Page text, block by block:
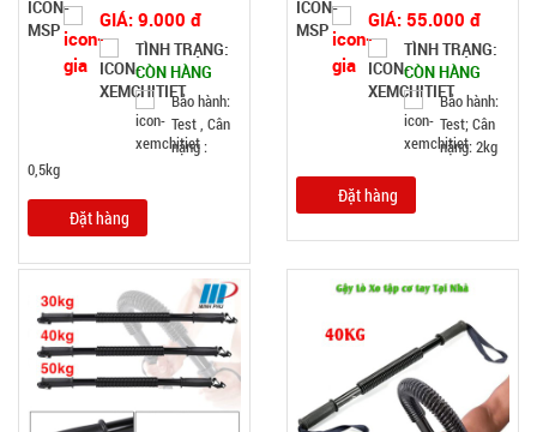
GIÁ: 9.000 đ
TÌNH TRẠNG:
CÒN HÀNG
Bảo hành:
Test , Cân
nặng :
0,5kg
Đặt hàng
GIÁ: 55.000 đ
TÌNH TRẠNG:
CÒN HÀNG
Bảo hành:
Test; Cân
nặng: 2kg
Đặt hàng